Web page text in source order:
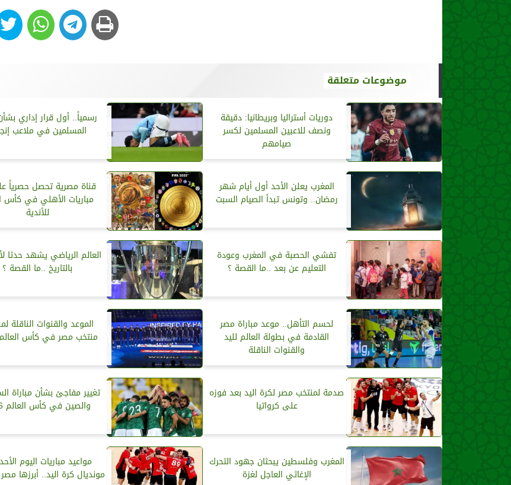
موضوعات متعلقة
دوريات أستراليا وبريطانيا: دقيقة
ونصف للاعبين المسلمين لكسر
صيامهم
رسمياً.. أول قرار إداري
المسلمين في ملاعب
المغرب يعلن الأحد أول أيام شهر
رمضان.. وتونس تبدأ الصيام السبت
قناة مصرية تحصل حصرياً
مباريات الأهلي في كأس
للأندية
تفشي الحصبة في المغرب وعودة
التعليم عن بعد ..ما القصة ؟
العالم الرياضي يشهد حدثا
بالتاريخ ..ما القصة ؟
لحسم التأهل.. موعد مباراة مصر
القادمة في بطولة العالم لليد
والقنوات الناقلة
الموعد والقنوات الناقلة
منتخب مصر في كأس العالم 2025
صدمة لمنتخب مصر لكرة اليد بعد فوزه
على كرواتيا
تغيير مفاجئ بشأن مباراة
والصين في كأس العالم 2026
المغرب وفلسطين يبحثان جهود التحرك
الإغاثي العاجل لغزة
مواعيد مباريات اليوم
مونديال كرة اليد.. أبرزها مصر